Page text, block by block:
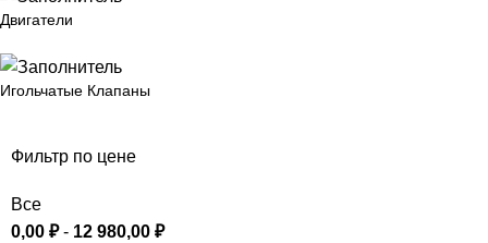
Двигатели
Игольчатые Клапаны
Фильтр по цене
Все
0,00 ₽- 12 980,00 ₽